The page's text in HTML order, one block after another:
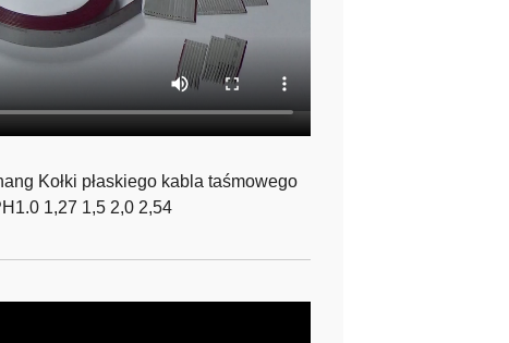
Kołki płaskiego kabla taśmowego
1,27 1,5 2,0 2,54